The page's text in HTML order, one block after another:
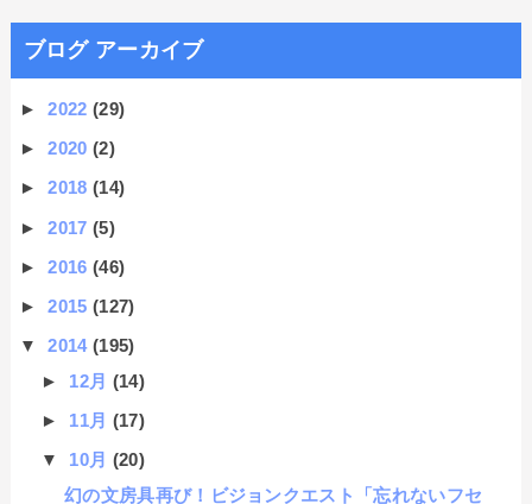
ブログ アーカイブ
►2022(29)
►2020(2)
►2018(14)
►2017(5)
►2016(46)
►2015(127)
▼2014(195)
► 12月 (14)
► 11月 (17)
▼ 10月 (20)
幻の文房具再び！ビジョンクエスト「忘れないフセ